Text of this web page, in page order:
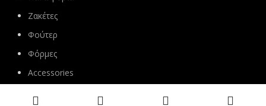
Ζακέτες
Φούτερ
Φόρμες
Accessories
ΑΚΟΛΟΥΘΗΣΤΕ ΜΑΣ